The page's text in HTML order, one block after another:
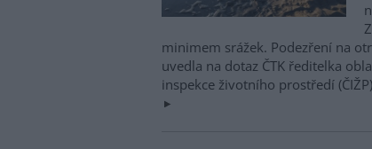
minimem srážek. Podezření na
uvedla na dotaz ČTK ředitelka
inspekce životního prostředí